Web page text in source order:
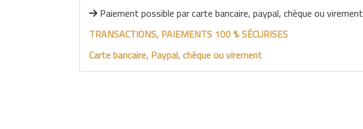
 Paiement possible par carte bancaire, paypal, chèque ou virement
TRANSACTIONS, PAIEMENTS 100 % SÉCURISES
Carte bancaire, Paypal, chèque ou virement